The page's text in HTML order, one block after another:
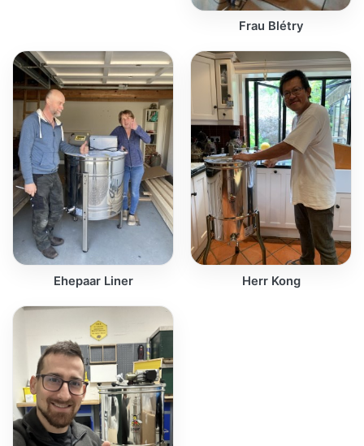
Frau Blétry
Ehepaar Liner Herr Kong